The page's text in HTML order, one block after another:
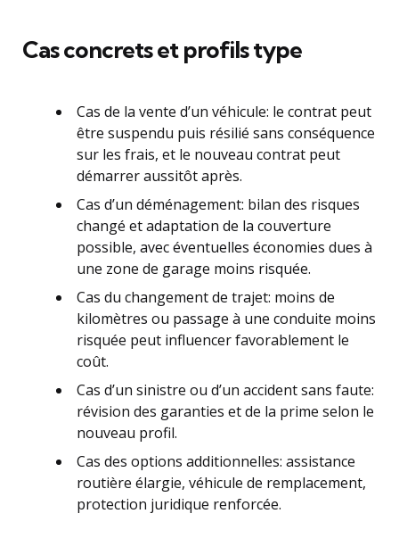
Cas concrets et profils type
Cas de la vente d’un véhicule: le contrat peut
être suspendu puis résilié sans conséquence
sur les frais, et le nouveau contrat peut
démarrer aussitôt après.
Cas d’un déménagement: bilan des risques
changé et adaptation de la couverture
possible, avec éventuelles économies dues à
une zone de garage moins risquée.
Cas du changement de trajet: moins de
kilomètres ou passage à une conduite moins
risquée peut influencer favorablement le
coût.
Cas d’un sinistre ou d’un accident sans faute:
révision des garanties et de la prime selon le
nouveau profil.
Cas des options additionnelles: assistance
routière élargie, véhicule de remplacement,
protection juridique renforcée.